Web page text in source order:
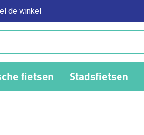
de winkel
fietsen Stadsfietsen